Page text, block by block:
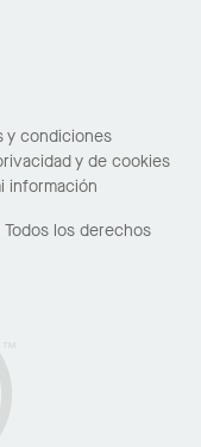
y condiciones
y de cookies
información
los derechos